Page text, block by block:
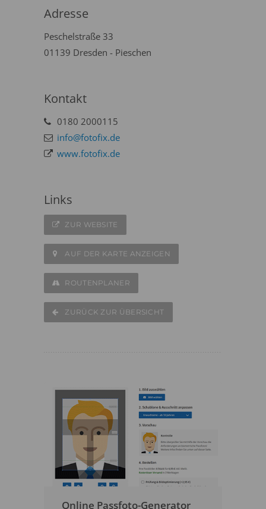
Adresse
Peschelstraße 33
01139 Dresden - Pieschen
Kontakt
0180 2000115
info@fotofix.de
www.fotofix.de
Links
ZUR WEBSITE
AUF DER KARTE ANZEIGEN
ROUTENPLANER
ZURÜCK ZUR ÜBERSICHT
Online Passfoto-Generator